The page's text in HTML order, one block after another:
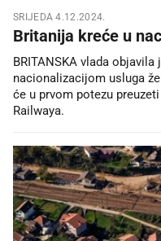
SRIJEDA 4.12.2024.
Britanija kreće u
BRITANSKA vlada
nacionalizacijom usluga
će u prvom potezu
Railwaya.